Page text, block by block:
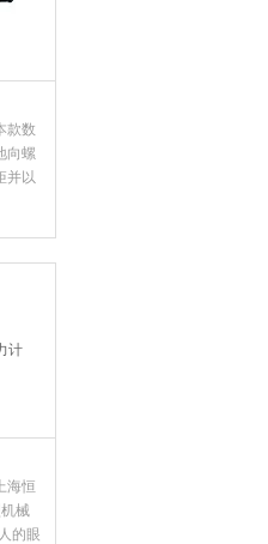
款数
向螺
并以
的
有
海恒
械
的眼